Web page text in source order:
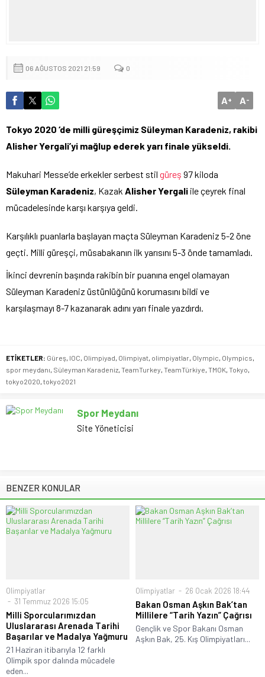
06 AĞUSTOS 2021 21:59 0
A+ A-
Tokyo 2020 ‘de milli güreşçimiz Süleyman Karadeniz, rakibi
Alisher Yergali’yi mağlup ederek yarı finale yükseldi.
Makuhari Messe’de erkekler serbest stil güreş 97 kiloda
Süleyman Karadeniz, Kazak Alisher Yergali ile çeyrek final
mücadelesinde karşı karşıya geldi.
Karşılıklı puanlarla başlayan maçta Süleyman Karadeniz 5-2 öne
geçti. Milli güreşçi, müsabakanın ilk yarısını 5-3 önde tamamladı.
İkinci devrenin başında rakibin bir puanına engel olamayan
Süleyman Karadeniz üstünlüğünü korumasını bildi ve
karşılaşmayı 8-7 kazanarak adını yarı finale yazdırdı.
ETİKETLER: Güreş IOC Olimpiyad Olimpiyat olimpiyatlar Olympic Olympics
spor meydanı Süleyman Karadeniz TeamTurkey TeamTürkiye TMOK Tokyo
tokyo2020 tokyo2021
Spor Meydanı
Site Yöneticisi
BENZER KONULAR
Olimpiyatlar
31 Temmuz 2026 15:05
Milli Sporcularımızdan
Uluslararası Arenada Tarihi
Başarılar ve Madalya Yağmuru
21 Haziran itibarıyla 12 farklı
Olimpik spor dalında mücadele
eden...
Olimpiyatlar 26 Ocak 2026 18:44
Bakan Osman Aşkın Bak’tan
Millilere “Tarih Yazın” Çağrısı
Gençlik ve Spor Bakanı Osman
Aşkın Bak, 25. Kış Olimpiyatları...